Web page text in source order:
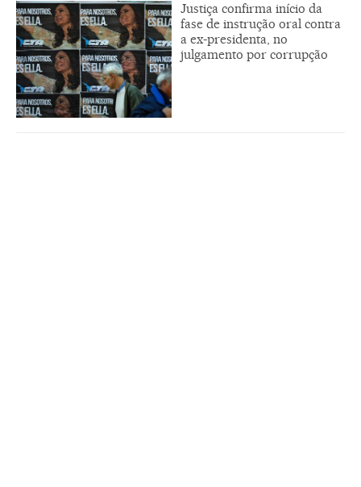
Justiça confirma início da
fase de instrução oral contra
a ex-presidenta, no
julgamento por corrupção